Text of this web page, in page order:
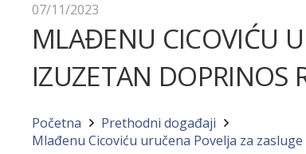
07/11/2023
MLAĐENU CICOVIĆU
IZUZETAN DOPRINOS
Početna
Prethodni događaji
Mlađenu Cicoviću uručena Povelja za